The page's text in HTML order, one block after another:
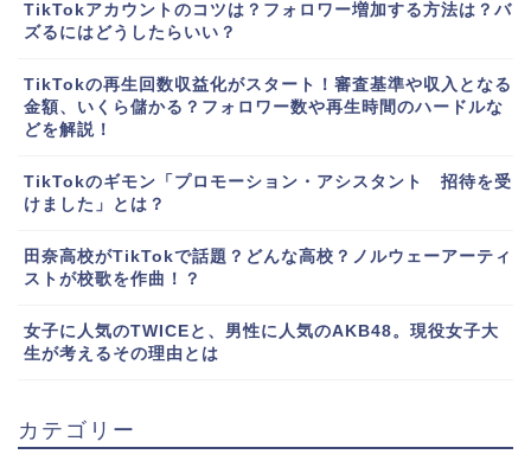
TikTokアカウントのコツは？フォロワー増加する方法は？バ
ズるにはどうしたらいい？
TikTokの再生回数収益化がスタート！審査基準や収入となる
金額、いくら儲かる？フォロワー数や再生時間のハードルな
どを解説！
TikTokのギモン「プロモーション・アシスタント 招待を受
けました」とは？
田奈高校がTikTokで話題？どんな高校？ノルウェーアーティ
ストが校歌を作曲！？
女子に人気のTWICEと、男性に人気のAKB48。現役女子大
生が考えるその理由とは
カテゴリー